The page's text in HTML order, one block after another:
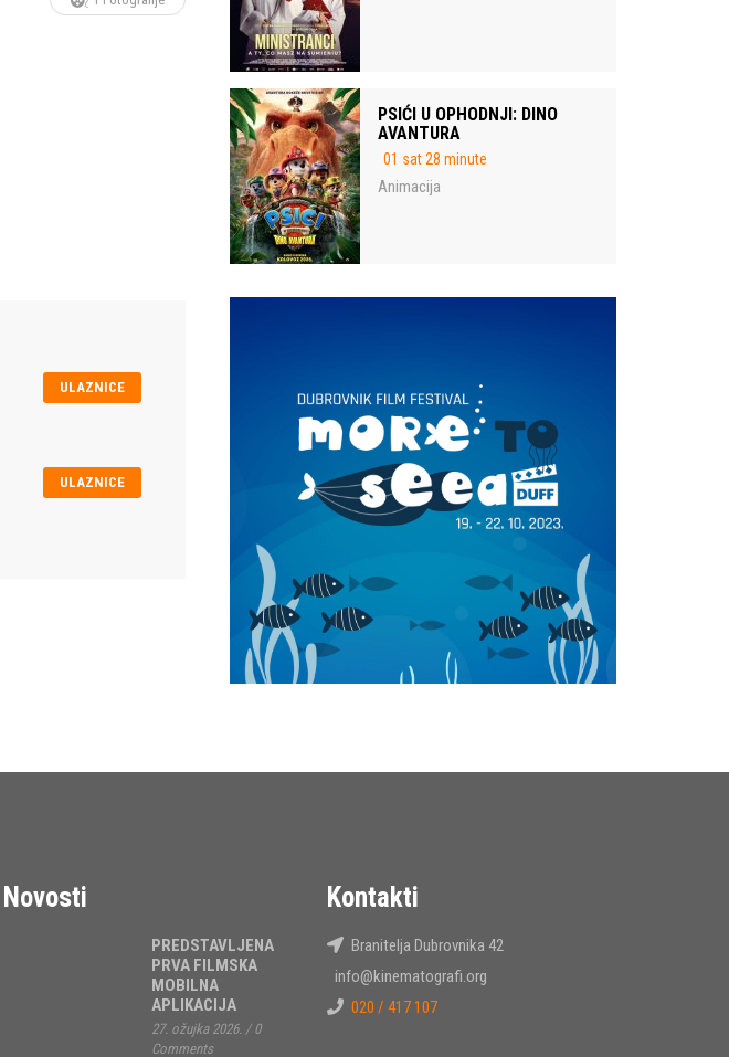
ULAZNICE
ULAZNICE
PSIĆI U OPHODNJI: DINO
AVANTURA
01 sat 28 minute
Animacija
Novosti
PREDSTAVLJENA
PRVA FILMSKA
MOBILNA
APLIKACIJA
27. ožujka 2026. / 0
Comments
Kontakti
Branitelja Dubrovnika 42
info@kinematografi.org
020 / 417 107